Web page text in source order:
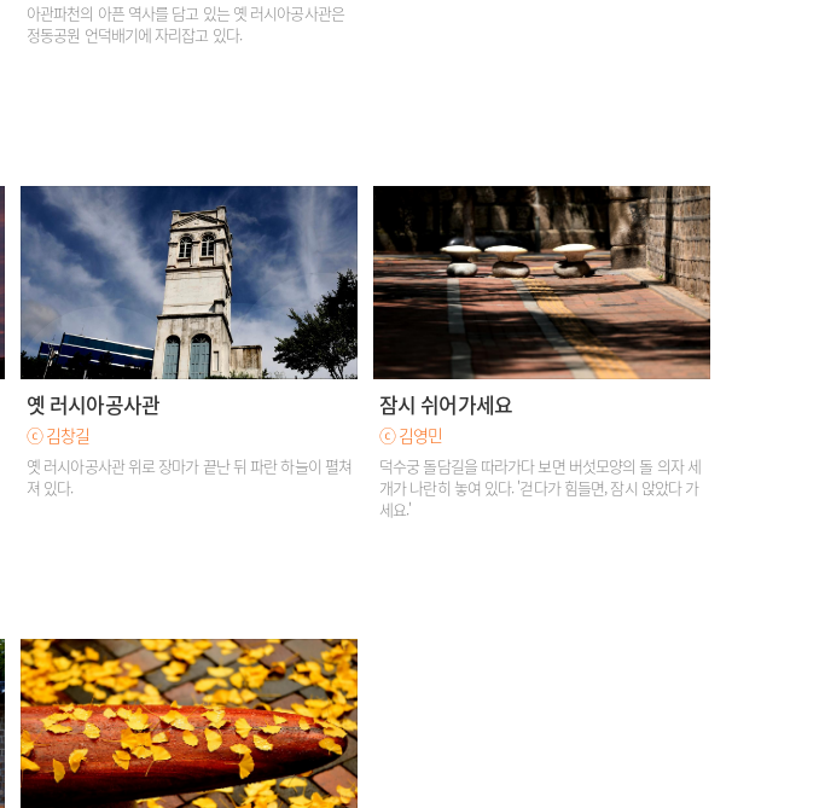
아관파천의 아픈 역사를 담고 있는 옛 러시아공사관은
정동공원 언덕배기에 자리잡고 있다.
옛 러시아공사관
ⓒ 김창길
옛 러시아공사관 위로 장마가 끝난 뒤 파란 하늘이 펼쳐
져 있다.
잠시 쉬어가세요
ⓒ 김영민
덕수궁 돌담길을 따라가다 보면 버섯모양의 돌 의자 세
개가 나란히 놓여 있다. '걷다가 힘들면, 잠시 앉았다 가
세요.'